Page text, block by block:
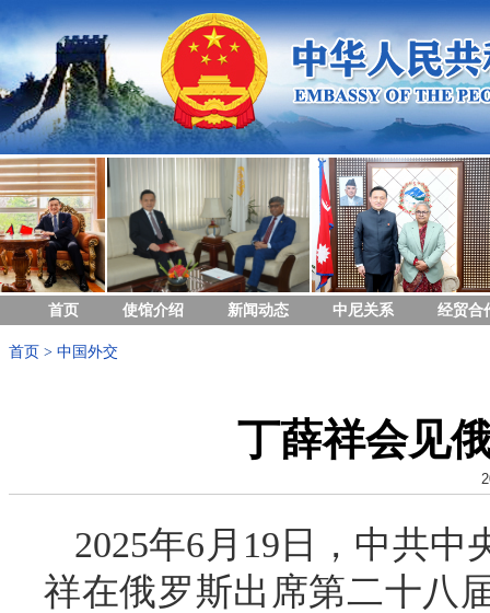
首页 使馆介绍 新闻动态 中尼关系 经贸合
首页 > 中国外交
丁薛祥会见
2025年6月19日，中共
祥在俄罗斯出席第二十八